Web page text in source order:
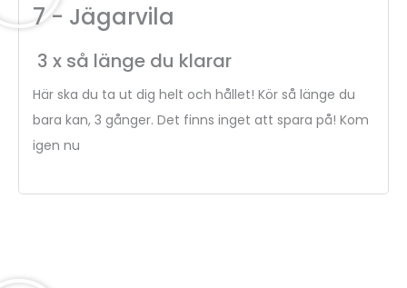
7 - Jägarvila
3 x så länge du klarar
Här ska du ta ut dig helt och hållet! Kör så länge du
bara kan, 3 gånger. Det finns inget att spara på! Kom
igen nu